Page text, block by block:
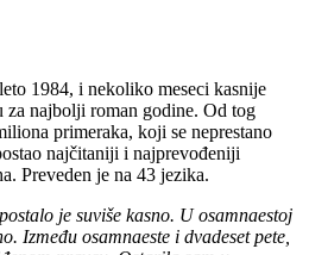
1984, i nekoliko meseci kasnije
najbolji roman godine. Od tog
primeraka, koji se neprestano
najčitaniji i najprevođeniji
Preveden je na 43 jezika.
je suviše kasno. U osamnaestoj
Između osamnaeste i dvadeset pete,